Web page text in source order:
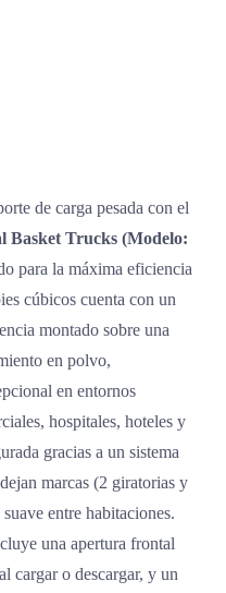
de carga pesada con el
Basket Trucks (Modelo:
para la máxima eficiencia
cúbicos cuenta con un
montado sobre una
en polvo,
en entornos
hospitales, hoteles y
gracias a un sistema
marcas (2 giratorias y
entre habitaciones.
una apertura frontal
cargar o descargar, y un